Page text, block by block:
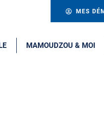
MES
MAMOUDZOU & MOI